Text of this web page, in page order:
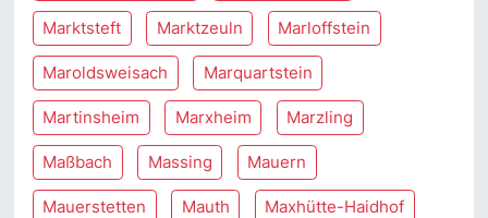
Marktsteft Marktzeuln Marloffstein
Maroldsweisach Marquartstein
Martinsheim Marxheim Marzling
Maßbach Massing Mauern
Mauerstetten Mauth Maxhütte-Haidhof